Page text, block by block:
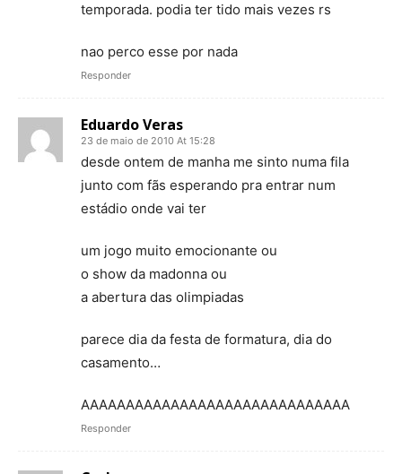
temporada. podia ter tido mais vezes rs
nao perco esse por nada
Responder
Eduardo Veras
23 de maio de 2010 At 15:28
desde ontem de manha me sinto numa fila
junto com fãs esperando pra entrar num
estádio onde vai ter
um jogo muito emocionante ou
o show da madonna ou
a abertura das olimpiadas
parece dia da festa de formatura, dia do
casamento…
AAAAAAAAAAAAAAAAAAAAAAAAAAAAAA
Responder